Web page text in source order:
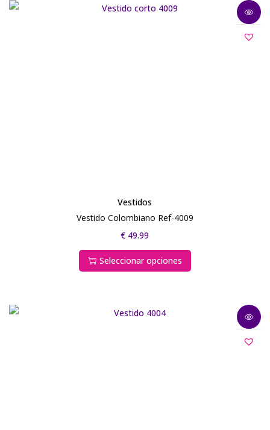
Vestidos
Vestido Colombiano Ref-4009
€ 49.99
Seleccionar opciones